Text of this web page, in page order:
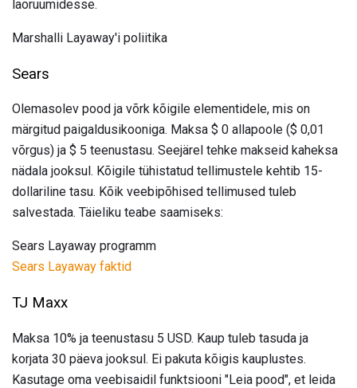
laoruumidesse.
Marshalli Layaway'i poliitika
Sears
Olemasolev pood ja võrk kõigile elementidele, mis on
märgitud paigaldusikooniga. Maksa $ 0 allapoole ($ 0,01
võrgus) ja $ 5 teenustasu. Seejärel tehke makseid kaheksa
nädala jooksul. Kõigile tühistatud tellimustele kehtib 15-
dollariline tasu. Kõik veebipõhised tellimused tuleb
salvestada. Täieliku teabe saamiseks:
Sears Layaway programm
Sears Layaway faktid
TJ Maxx
Maksa 10% ja teenustasu 5 USD. Kaup tuleb tasuda ja
korjata 30 päeva jooksul. Ei pakuta kõigis kauplustes.
Kasutage oma veebisaidil funktsiooni "Leia pood", et leida